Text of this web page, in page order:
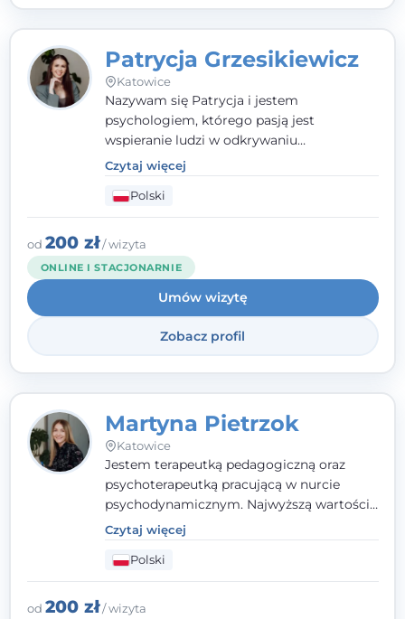
Patrycja Grzesikiewicz
Katowice
Nazywam się Patrycja i jestem
psychologiem, którego pasją jest
wspieranie ludzi w odkrywaniu
wewnętrznej siły i radzeniu sobie z
codziennymi trudnościami. Pracuję w
nurcie poznawczo-behawioralnym, oferując
indywidualne podejście pełne empatii,
zaufania i wsparcia. Jeśli masz za sobą
trudny czas, jestem tutaj dla Ciebie.
Czytaj więcej
Polski
od 200 zł/ wizyta
ONLINE I STACJONARNIE
Umów wizytę
Zobacz profil
Martyna Pietrzok
Katowice
Jestem terapeutką pedagogiczną oraz
psychoterapeutką pracującą w nurcie
psychodynamicznym. Najwyższą wartością
jest dla mnie bliska, pełna zrozumienia i
zaangażowania relacja z pacjentem. To
właśnie ta oparta na zaufaniu więź staje się
przestrzenią, w której można dotrzeć do
źródła trudności i spojrzeć na nie inaczej
Czytaj więcej
Polski
od 200 zł/ wizyta